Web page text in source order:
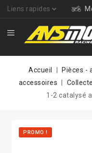
Liens rapides
Accueil Pièces -
accessoires
1-2 catalysé
PROMO !